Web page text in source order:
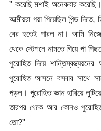
” করেছি মশাই অনেকবার
আত্মীয়রা গয়া গিয়েছিল পিন্ড
বের হতেই পারল না। আমি
থেকে স্টেশনে নামতে গিয়ে পা
পুরোহিত দিয়ে
পুরোহিত আসনে বসবার সাথে
পড়ল। পুরোহিত জ্ঞান হারিয়ে
তারপর থেকে আর কোনও
তো?”